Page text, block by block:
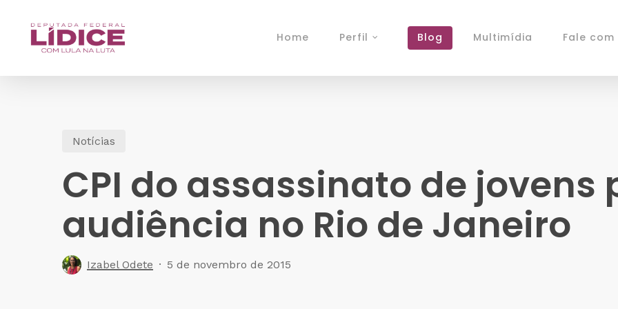
Home Perfil Blog Multimídia Fale com
Notícias
CPI do assassinato de jovens
audiência no Rio de Janeiro
Izabel Odete 5 de novembro de 2015